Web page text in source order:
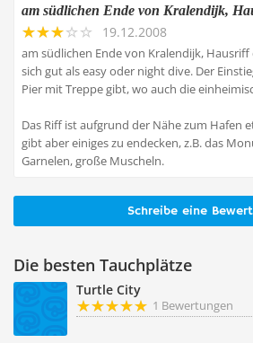
am südlichen Ende von Kralendijk,
19.12.2008
am südlichen Ende von Kralendijk,
sich gut als easy oder night dive. Der
Pier mit Treppe gibt, wo auch die
Das Riff ist aufgrund der Nähe zum Hafen
gibt aber einiges zu endecken, z.B. das
Garnelen, große Muscheln.
Schreibe eine
Die besten Tauchplätze
Turtle City
1 Bewertungen